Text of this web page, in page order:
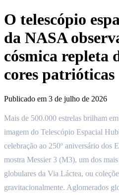
O telescópio
da NASA
cósmica repleta
cores patrióticas
Publicado em 3 de julho de 2026
Mais de 500.000 estrelas brilham
imagem do Telescópio Espacial
celebração ao 250º aniversário dos
mostra Messier 3 (M3), um dos
globulares da Via Láctea, ou
gravitacionalmente. Aglomerados